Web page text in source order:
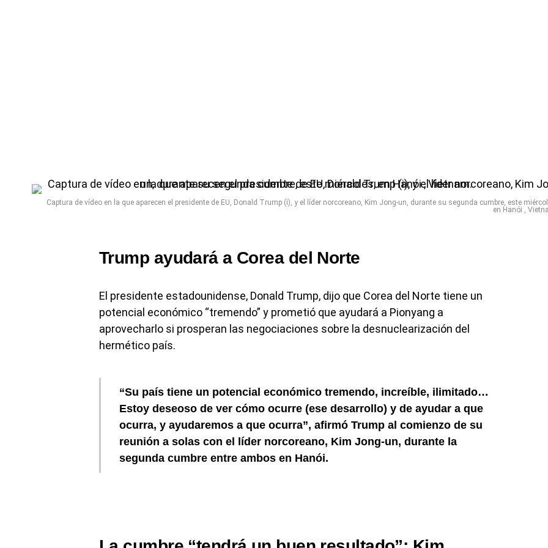
Captura de vídeo en la que aparecen el presidente de EU, Donald Trump (i), y el líder norcoreano, Kim Jong-un, durante su segunda cumbre, este
en Hanói ,
Trump ayudará a Corea del Norte
El presidente estadounidense, Donald Trump, dijo que Corea del Norte tiene un
potencial económico “tremendo” y prometió que ayudará a Pionyang a
aprovecharlo si prosperan las negociaciones sobre la desnuclearización del
hermético país.
“Su país tiene un potencial económico tremendo, increíble, ilimitado…
Estoy deseoso de ver cómo ocurre (ese desarrollo) y de ayudar a que
ocurra, y ayudaremos a que ocurra”, afirmó Trump al comienzo de su
reunión a solas con el líder norcoreano, Kim Jong-un, durante la
segunda cumbre entre ambos en Hanói.